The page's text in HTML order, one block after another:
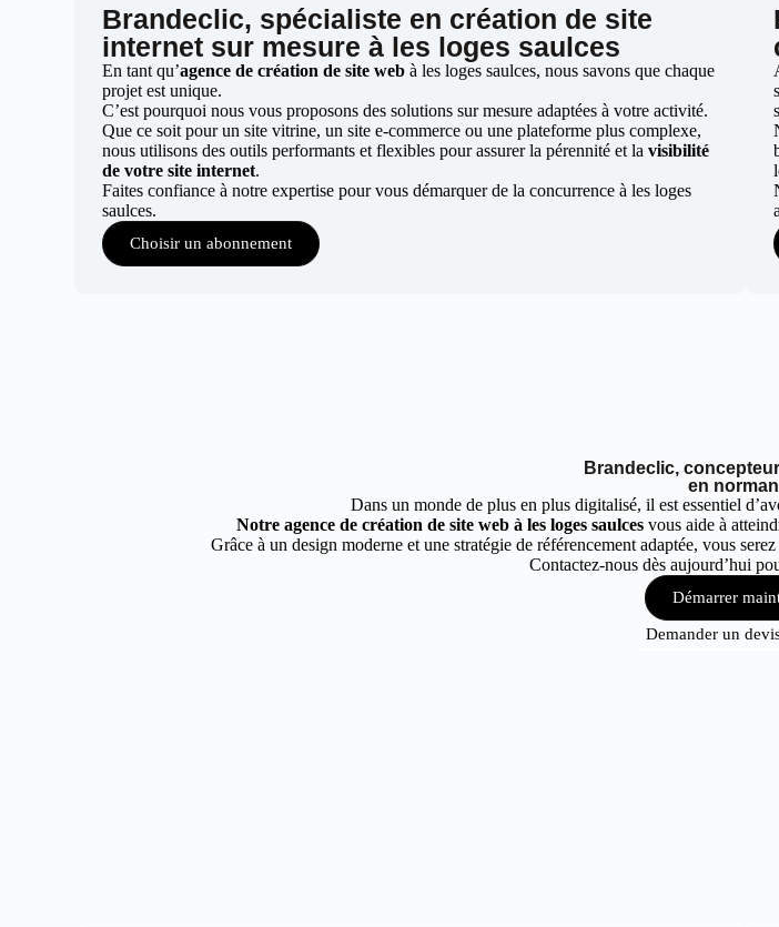
Brandeclic, spécialiste en création de site
internet sur mesure à les loges saulces
En tant qu’agence de création de site web à les loges saulces, nous savons que chaque
projet est unique.
C’est pourquoi nous vous proposons des solutions sur mesure adaptées à votre activité.
Que ce soit pour un site vitrine, un site e-commerce ou une plateforme plus complexe,
nous utilisons des outils performants et flexibles pour assurer la pérennité et lavisibilité
de votre site internet.
Faites confiance à notre expertise pour vous démarquer de la concurrence à les loges
saulces.
Choisir un abonnement
Brandeclic,
en
Dans un monde de plus en plus digitalisé, il est essentiel
Notre agence de création de site web à les loges saulces vous aide à
Grâce à un design moderne et une stratégie de référencement adaptée, vous
Contactez-nous dès aujourd’hui
Démarrer
Demander un